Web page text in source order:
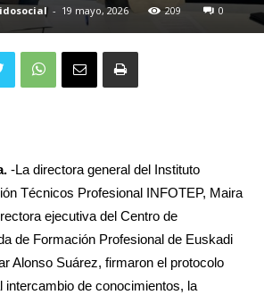
- 19 mayo, 2026 209 0
-La directora general del Instituto
Técnicos Profesional INFOTEP, Maira
ejecutiva del Centro de
de Formación Profesional de Euskadi
Alonso Suárez, firmaron el protocolo
intercambio de conocimientos, la